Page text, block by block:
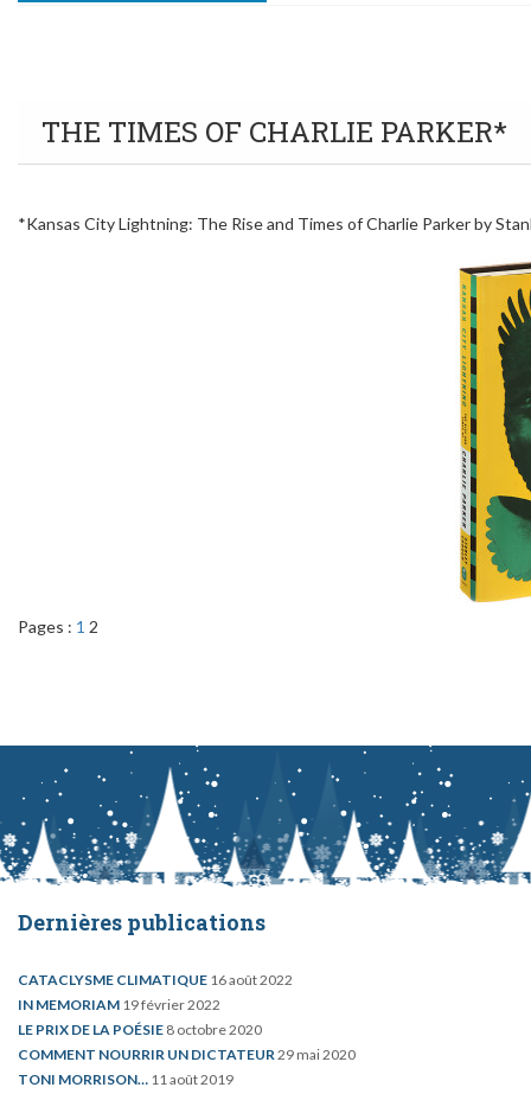
THE TIMES OF CHARLIE PARKER*
*Kansas City Lightning: The Rise and Times of Charlie Parker by
Pages : 1 2
Dernières publications
CATACLYSME CLIMATIQUE 16 août 2022
IN MEMORIAM 19 février 2022
LE PRIX DE LA POÉSIE 8 octobre 2020
COMMENT NOURRIR UN DICTATEUR29 mai 2020
TONI MORRISON… 11 août 2019